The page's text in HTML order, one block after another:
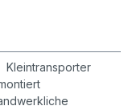
Kleintransporter